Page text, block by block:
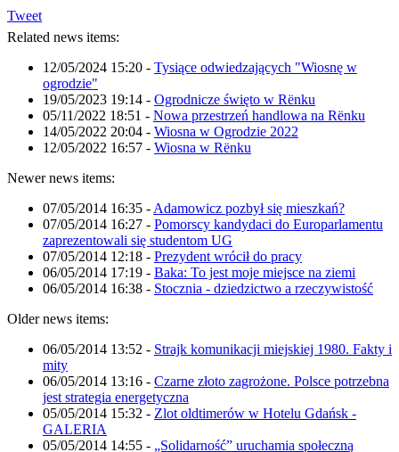
Tweet
Related news items:
12/05/2024 15:20 - Tysiące odwiedzających "Wiosnę w
ogrodzie"
19/05/2023 19:14 - Ogrodnicze święto w Rënku
05/11/2022 18:51 - Nowa przestrzeń handlowa na Rënku
14/05/2022 20:04 - Wiosna w Ogrodzie 2022
12/05/2022 16:57 - Wiosna w Rënku
Newer news items:
07/05/2014 16:35 - Adamowicz pozbył się mieszkań?
07/05/2014 16:27 - Pomorscy kandydaci do Europarlamentu
zaprezentowali się studentom UG
07/05/2014 12:18 - Prezydent wrócił do pracy
06/05/2014 17:19 - Baka: To jest moje miejsce na ziemi
06/05/2014 16:38 - Stocznia - dziedzictwo a rzeczywistość
Older news items:
06/05/2014 13:52 - Strajk komunikacji miejskiej 1980. Fakty i
mity
06/05/2014 13:16 - Czarne złoto zagrożone. Polsce potrzebna
jest strategia energetyczna
05/05/2014 15:32 - Zlot oldtimerów w Hotelu Gdańsk -
GALERIA
05/05/2014 14:55 - „Solidarność” uruchamia społeczną